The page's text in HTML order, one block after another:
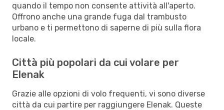
quando il tempo non consente attività all'aperto.
Offrono anche una grande fuga dal trambusto
urbano e ti permettono di saperne di più sulla flora
locale.
Città più popolari da cui volare per
Elenak
Grazie alle opzioni di volo frequenti, vi sono diverse
città da cui partire per raggiungere Elenak. Queste